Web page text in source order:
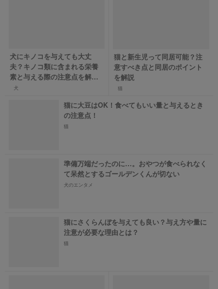
犬にキノコを与えても大丈
夫？キノコ類に含まれる栄養
素と与える際の注意点を解
説！
犬
猫と新生児って同居可能？注
意すべき点と同居のポイント
を解説
猫
猫に大豆はOK！食べてもいい量と与えるとき
の注意点！
猫
準備万端だったのに…。おやつが食べられなく
て呆然とするゴールデンくんが切ない
犬のエンタメ
猫にさくらんぼを与えても良い？与え方や量に
注意が必要な理由とは？
猫